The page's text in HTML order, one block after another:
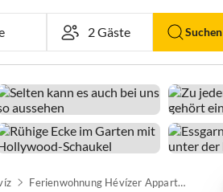
Suchen
Ferienwohnung Hévízer Appartement Elisabeth